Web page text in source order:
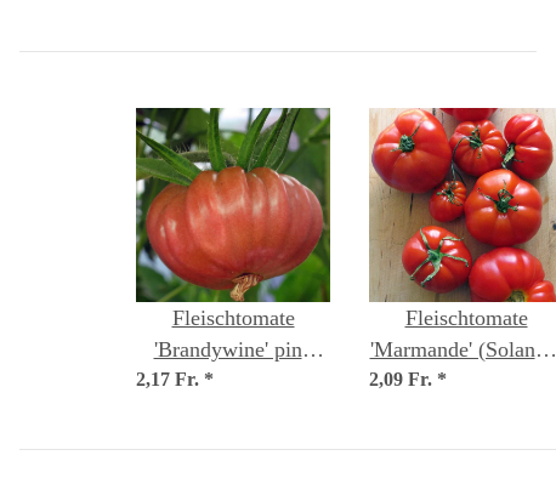
Fleischtomate
'Brandywine' pink
(Solanum
2,17 Fr. *
Fleischtomate
'Marmande' (Solanum
lycopersicum) Samen
2,09 Fr. *